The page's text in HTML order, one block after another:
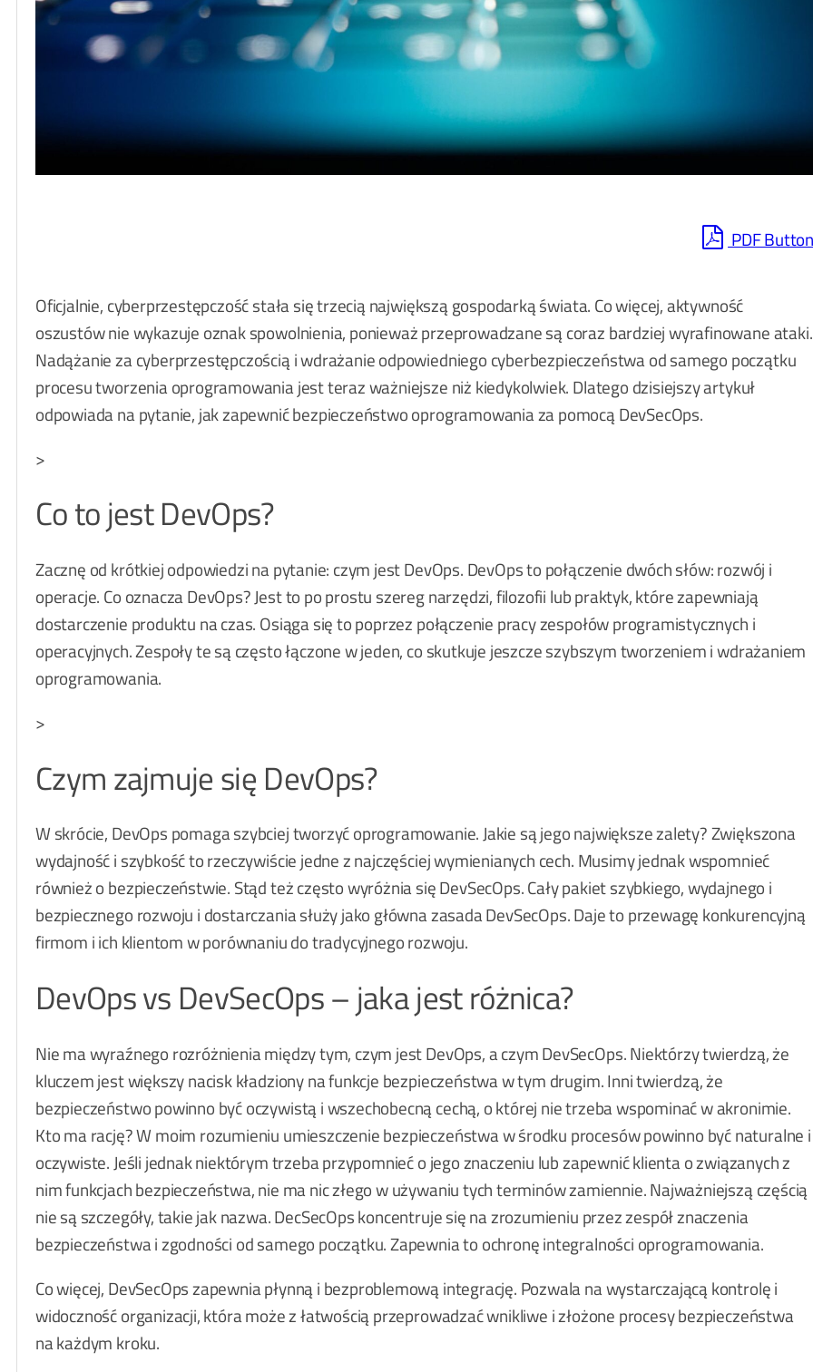
PDF Button
Oficjalnie, cyberprzestępczość stała się trzecią największą gospodarką świata. Co więcej, aktywność
oszustów nie wykazuje oznak spowolnienia, ponieważ przeprowadzane są coraz bardziej wyrafinowane ataki.
Nadążanie za cyberprzestępczością i wdrażanie odpowiedniego cyberbezpieczeństwa od samego początku
procesu tworzenia oprogramowania jest teraz ważniejsze niż kiedykolwiek. Dlatego dzisiejszy artykuł
odpowiada na pytanie, jak zapewnić bezpieczeństwo oprogramowania za pomocą DevSecOps.
>
Co to jest DevOps?
Zacznę od krótkiej odpowiedzi na pytanie: czym jest DevOps. DevOps to połączenie dwóch słów: rozwój i
operacje. Co oznacza DevOps? Jest to po prostu szereg narzędzi, filozofii lub praktyk, które zapewniają
dostarczenie produktu na czas. Osiąga się to poprzez połączenie pracy zespołów programistycznych i
operacyjnych. Zespoły te są często łączone w jeden, co skutkuje jeszcze szybszym tworzeniem i wdrażaniem
oprogramowania.
>
Czym zajmuje się DevOps?
W skrócie, DevOps pomaga szybciej tworzyć oprogramowanie. Jakie są jego największe zalety? Zwiększona
wydajność i szybkość to rzeczywiście jedne z najczęściej wymienianych cech. Musimy jednak wspomnieć
również o bezpieczeństwie. Stąd też często wyróżnia się DevSecOps. Cały pakiet szybkiego, wydajnego i
bezpiecznego rozwoju i dostarczania służy jako główna zasada DevSecOps. Daje to przewagę konkurencyjną
firmom i ich klientom w porównaniu do tradycyjnego rozwoju.
DevOps vs DevSecOps – jaka jest różnica?
Nie ma wyraźnego rozróżnienia między tym, czym jest DevOps, a czym DevSecOps. Niektórzy twierdzą, że
kluczem jest większy nacisk kładziony na funkcje bezpieczeństwa w tym drugim. Inni twierdzą, że
bezpieczeństwo powinno być oczywistą i wszechobecną cechą, o której nie trzeba wspominać w akronimie.
Kto ma rację? W moim rozumieniu umieszczenie bezpieczeństwa w środku procesów powinno być naturalne i
oczywiste. Jeśli jednak niektórym trzeba przypomnieć o jego znaczeniu lub zapewnić klienta o związanych z
nim funkcjach bezpieczeństwa, nie ma nic złego w używaniu tych terminów zamiennie. Najważniejszą częścią
nie są szczegóły, takie jak nazwa. DecSecOps koncentruje się na zrozumieniu przez zespół znaczenia
bezpieczeństwa i zgodności od samego początku. Zapewnia to ochronę integralności oprogramowania.
Co więcej, DevSecOps zapewnia płynną i bezproblemową integrację. Pozwala na wystarczającą kontrolę i
widoczność organizacji, która może z łatwością przeprowadzać wnikliwe i złożone procesy bezpieczeństwa
na każdym kroku.